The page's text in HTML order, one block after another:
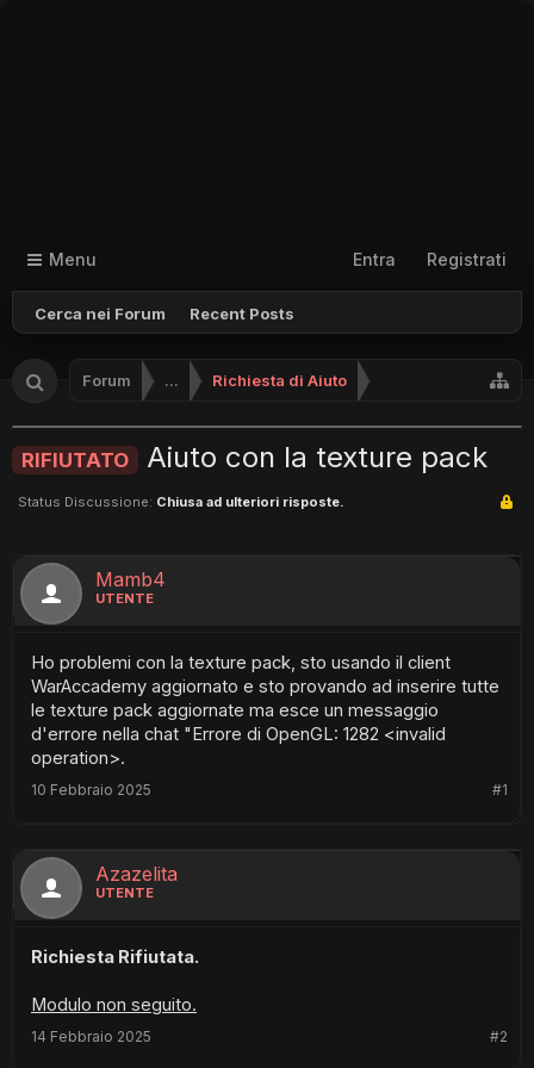
Menu
Cerca nei Forum Recent Posts
Entra Registrati
Forum ... Richiesta di Aiuto
RIFIUTATO Aiuto con la texture pack
Status Discussione: Chiusa ad ulteriori risposte.
Mamb4
UTENTE
Ho problemi con la texture pack, sto usando il client
WarAccademy aggiornato e sto provando ad inserire tutte
le texture pack aggiornate ma esce un messaggio
d'errore nella chat "Errore di OpenGL: 1282 <invalid
operation>.
#1
10 Febbraio 2025
Azazelita
UTENTE
Richiesta Rifiutata.
Modulo non seguito.
#2
14 Febbraio 2025